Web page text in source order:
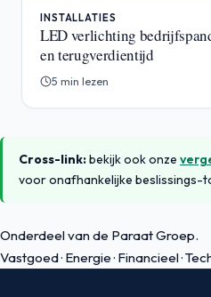
INSTALLATIES
LED verlichting
en terugverdientijd
5 min lezen
Cross-link:bekijk ook onze
voor onafhankelijke beslissings-
Onderdeel van de Paraat Groep.
Vastgoed· Energie· Financieel·